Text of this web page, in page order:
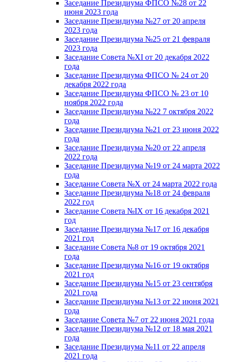
Заседание Президиума ФПСО №28 от 22
июня 2023 года
Заседание Президиума №27 от 20 апреля
2023 года
Заседание Президиума №25 от 21 февраля
2023 года
Заседание Совета №XI от 20 декабря 2022
года
Заседание Президиума ФПСО № 24 от 20
декабря 2022 года
Заседание Президиума ФПСО № 23 от 10
ноября 2022 года
Заседание Президиума №22 7 октября 2022
года
Заседание Президиума №21 от 23 июня 2022
года
Заседание Президиума №20 от 22 апреля
2022 года
Заседание Президиума №19 от 24 марта 2022
года
Заседание Совета №X от 24 марта 2022 года
Заседание Президиума №18 от 24 февраля
2022 год
Заседание Совета №IX от 16 декабря 2021
год
Заседание Президиума №17 от 16 декабря
2021 год
Заседание Совета №8 от 19 октября 2021
года
Заседание Президиума №16 от 19 октября
2021 год
Заседание Президиума №15 от 23 сентября
2021 года
Заседание Президиума №13 от 22 июня 2021
года
Заседание Совета №7 от 22 июня 2021 года
Заседание Президиума №12 от 18 мая 2021
года
Заседание Президиума №11 от 22 апреля
2021 года